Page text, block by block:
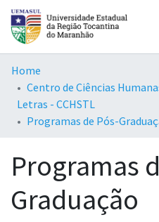
Communities & Collections
All of DSpace
Home
Centro de Ciências
Letras - CCHSTL
Programas de Pós-
Programas
Graduação